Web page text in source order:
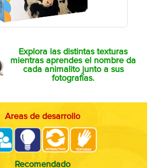
Explora las distintas texturas
mientras aprendes el nombre da
cada animalito junto a sus
fotografías.
Areas de desarrollo
Recomendado